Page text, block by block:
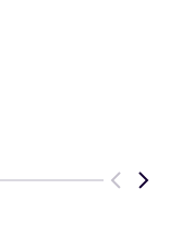
Previous
Next